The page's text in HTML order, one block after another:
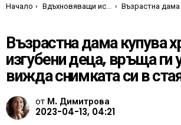
Ти си тук:
Начало Вдъхновяващи истории Възрастна дама купува храна за две изгубени деца, връща ги у дома и вижда снимката си в
Възрастна дама купува
изгубени деца, връща ги
вижда снимката си в
от М. Димитрова
2023-04-13, 04:21